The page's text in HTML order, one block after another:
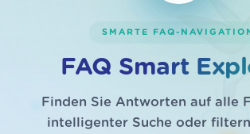
SMARTE FAQ-
FAQ Smart
Finden Sie Antworten auf alle
intelligenter Suche oder